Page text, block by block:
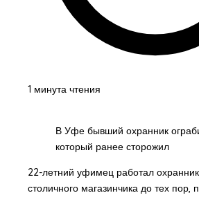
1 минута чтения
В Уфе бывший охранник
который ранее сторожил
22-летний уфимец работал
столичного магазинчика до тех пор,